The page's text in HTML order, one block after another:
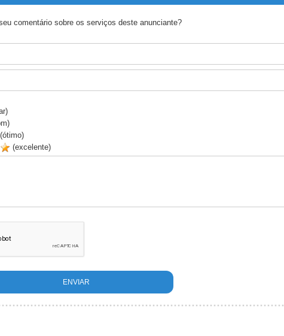
comentário sobre os serviços deste anunciante?
(excelente)